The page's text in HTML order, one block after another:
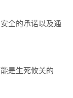
全的承诺以及通
是生死攸关的